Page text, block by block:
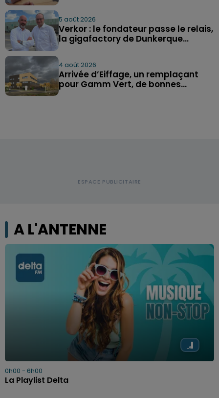
5 août 2026
Verkor : le fondateur passe le relais,
la gigafactory de Dunkerque...
4 août 2026
Arrivée d’Eiffage, un remplaçant
pour Gamm Vert, de bonnes...
A L'ANTENNE
0h00 - 6h00
La Playlist Delta